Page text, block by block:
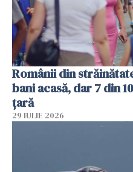
Românii din
bani acasă, dar 7 din
țară
29 IULIE 2026